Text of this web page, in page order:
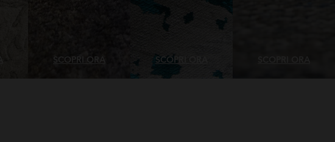
SCOPRI ORA SCOPRI ORA